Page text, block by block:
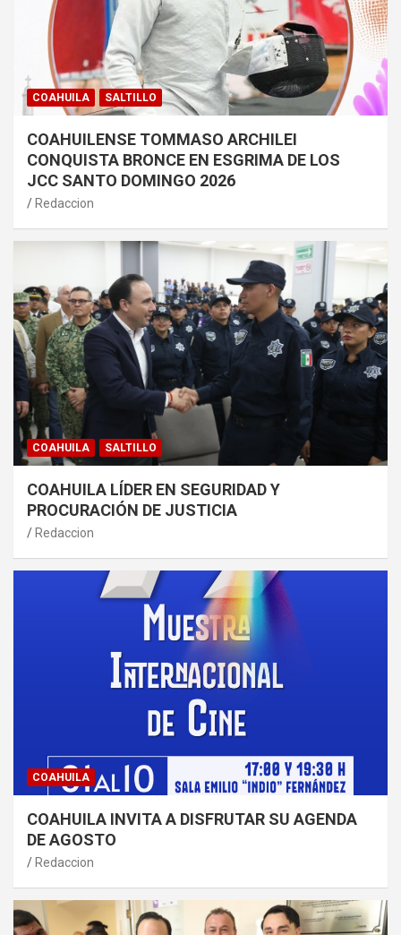
COAHUILA SALTILLO
COAHUILENSE TOMMASO ARCHILEI
CONQUISTA BRONCE EN ESGRIMA DE LOS
JCC SANTO DOMINGO 2026
Redaccion
COAHUILA SALTILLO
COAHUILA LÍDER EN SEGURIDAD Y
PROCURACIÓN DE JUSTICIA
Redaccion
COAHUILA
COAHUILA INVITA A DISFRUTAR SU AGENDA
DE AGOSTO
Redaccion